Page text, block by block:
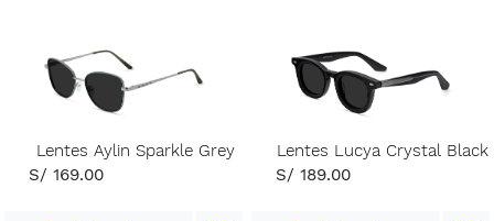
Lentes Aylin Sparkle Grey
S/ 169.00
Lentes Lucya Crystal Black
S/ 189.00